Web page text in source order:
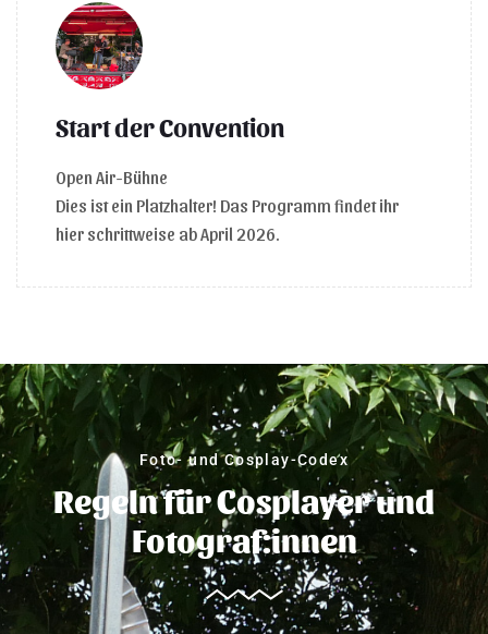
Start der Convention
Open Air-Bühne
Dies ist ein Platzhalter! Das Programm findet ihr
hier schrittweise ab April 2026.
Foto- und Cosplay-Codex
Regeln für Cosplayer und
Fotograf:innen